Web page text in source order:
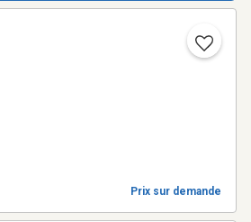
Prix sur demande